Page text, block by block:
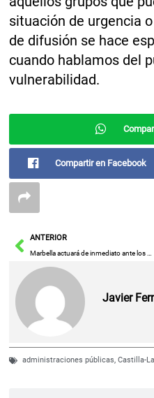
situación de urgencia
de difusión se hace
cuando hablamos del
vulnerabilidad.
Compartir en Facebook
AntANTERIOR
Javier
administraciones públicas,Castilla-